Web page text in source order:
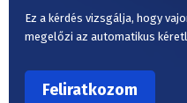
Ez a kérdés vizsgálja, hogy
megelőzi az automatikus